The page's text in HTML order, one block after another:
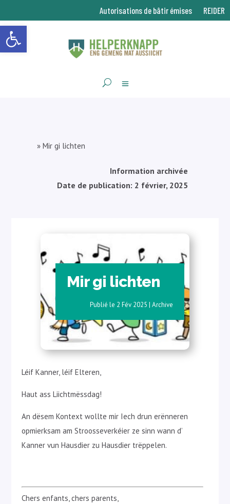
Ouvrir la barre d’outils
Autorisations de bâtir émises REIDER
» Mir gi lichten
Information archivée
Date de publication: 2 février, 2025
Mir gi lichten
2 Fév 2025 | Archive
Léif Kanner, léif Elteren,
Haut ass Liichtmëssdag!
An dësem Kontext wollte mir Iech drun erënneren
opmierksam am Stroosseverkéier ze sinn wann d’
Kanner vun Hausdier zu Hausdier trëppelen.
Chers enfants, chers parents,